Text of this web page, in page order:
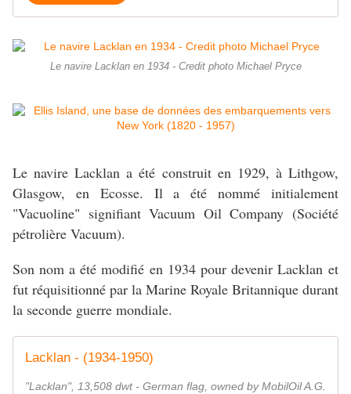
Le navire Lacklan en 1934 - Credit photo Michael Pryce
Le navire Lacklan a été construit en 1929, à Lithgow,
Glasgow, en Ecosse. Il a été nommé initialement
"Vacuoline" signifiant Vacuum Oil Company (Société
pétrolière Vacuum).
Son nom a été modifié en 1934 pour devenir Lacklan et
fut réquisitionné par la Marine Royale Britannique durant
la seconde guerre mondiale.
Lacklan - (1934-1950)
"Lacklan", 13,508 dwt - German flag, owned by MobilOil A.G.